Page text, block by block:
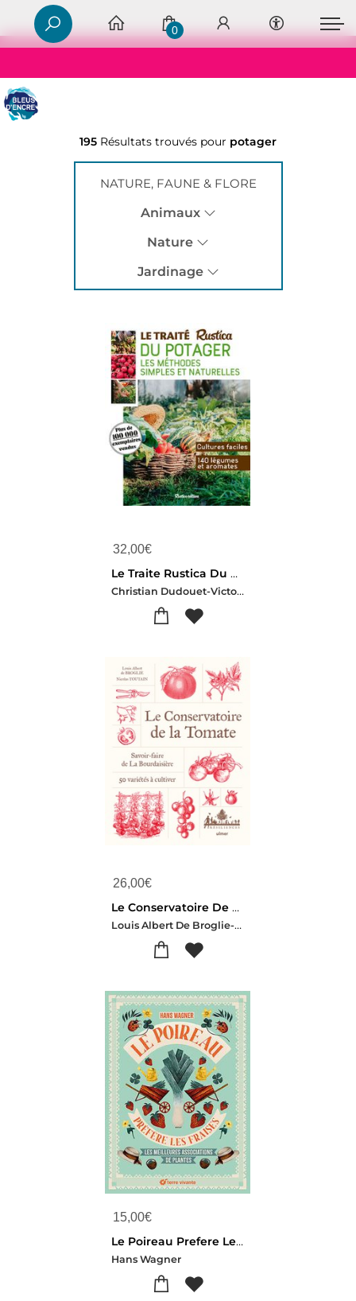
0
195 Résultats trouvés pour potager
NATURE, FAUNE & FLORE
Animaux
Nature
Jardinage
32,00€
Le Traite Rustica Du Potager
Christian Dudouet-Victor Renaud
26,00€
Le Conservatoire De La Tomate : Savoir-faire De La Bourdaisiere ; 50 Varietes A Cultiver
Louis Albert De Broglie-Nicolas Toutain
15,00€
Le Poireau Prefere Les Fraises : Les Meilleures Associations De Plantes
Hans Wagner